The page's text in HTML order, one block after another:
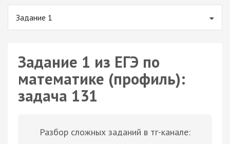
Задание 1
Задание 1 из ЕГЭ по
математике (профиль):
задача 131
Разбор сложных заданий в тг-канале: